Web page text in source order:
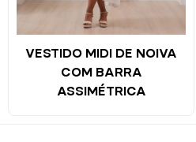
VESTIDO MIDI DE NOIVA
COM BARRA
ASSIMÉTRICA